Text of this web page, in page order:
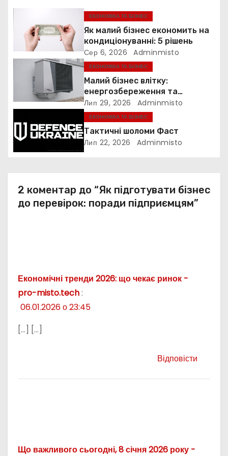
я
а
и
с
і
ЕКОНОМІКА ТА БІЗНЕС
Як малий бізнес економить на
кондиціонуванні: 5 рішень
Сер 6, 2026 Adminmisto
ЕКОНОМІКА ТА БІЗНЕС
Малий бізнес влітку:
енергозбереження та
прибутковість
Лип 29, 2026 Adminmisto
ЕКОНОМІКА ТА БІЗНЕС
Тактичні шоломи Фаст
Лип 22, 2026 Adminmisto
2 коментар до “Як підготувати бізнес
до перевірок: поради підприємцям”
Економічні тренди 2026: що чекає ринок -
pro-misto.tech:
06.01.2026 о 23:45
[…] […]
Відповісти
Що важливого сьогодні, 8 січня 2026 року -